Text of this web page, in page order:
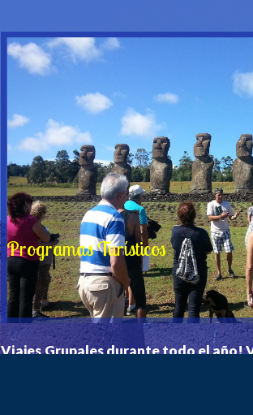
Programas Turísticos
Viajes Grupales durante todo el año!